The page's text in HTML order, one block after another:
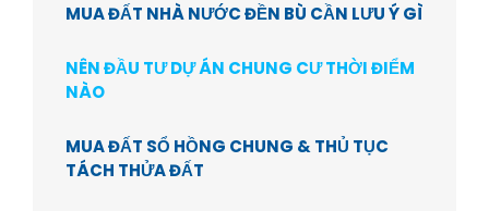
MUA ĐẤT NHÀ NƯỚC ĐỀN BÙ CẦN LƯU Ý GÌ
NÊN ĐẦU TƯ DỰ ÁN CHUNG CƯ THỜI ĐIỂM
NÀO
MUA ĐẤT SỔ HỒNG CHUNG & THỦ TỤC
TÁCH THỬA ĐẤT